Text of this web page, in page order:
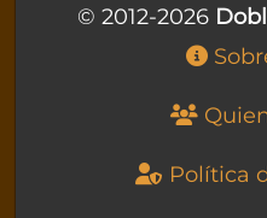
© 2012-2026
Política